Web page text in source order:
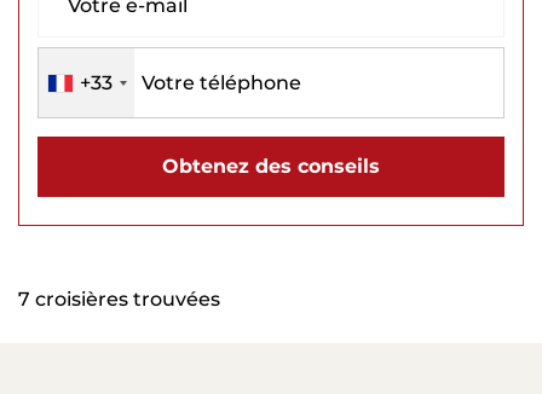
+33
Obtenez des conseils
7 croisières trouvées